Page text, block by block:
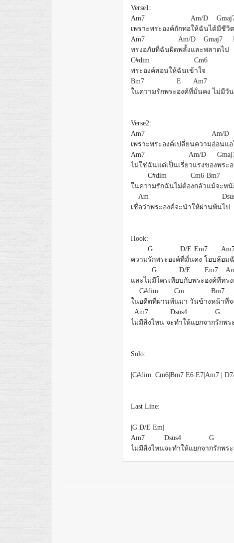
Verse1:
Am7
Am/D
เพราะพระองค์ถักทอให้ฉันได้มีชีวิ
Am7
Am/D Gmaj7
ทรงอภัยที่ฉันผิดพลั้งและพลาดไป
C#dim
Cm6
พระองค์สอนให้ฉันเข้าใจ
Bm7
E Am7
ในความรักพระองค์ที่มั่นคง ไม่มีวั
Verse2:
Am7
Am/D
เพราะพระองค์เปลี่ยนความอ่อนแอ
Am7
Am/D
ไม่ใช่ฉันแต่เป็นเรี่ยวแรงของพระ
C#dim
Cm6 Bm7
ในความรักฉันไม่ต้องกลัวแม้จะหนั
Am
เชื่อว่าพระองค์จะนำให้ผ่านพ้นไป
Hook:
G
D/E Em7
ความรักพระองค์ที่มั่นคง โอบล้อม
G
D/E Em7
และไม่มีใครเทียบกับพระองค์ที่ทร
C#dim
Cm Bm7
ในอดีตที่ผ่านพ้นมา วันข้างหน้าที่จ
Am7
Dsus4
G
ไม่มีสิ่งไหน จะทำให้แยกจากรักพร
Solo:
|C#dim Cm6|Bm7 E6 E7|Am7 |
Last Line:
|G D/E Em|
Am7
Dsus4
G
ไม่มีสิ่งไหนจะทำให้แยกจากรักพร